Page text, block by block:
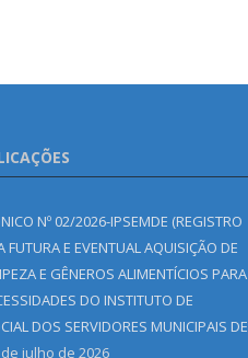
Nº 02/2026-IPSEMDE (REGISTRO
FUTURA E EVENTUAL AQUISIÇÃO DE
E GÊNEROS ALIMENTÍCIOS PARA
DO INSTITUTO DE
DOS SERVIDORES MUNICIPAIS DE
de julho de 2026